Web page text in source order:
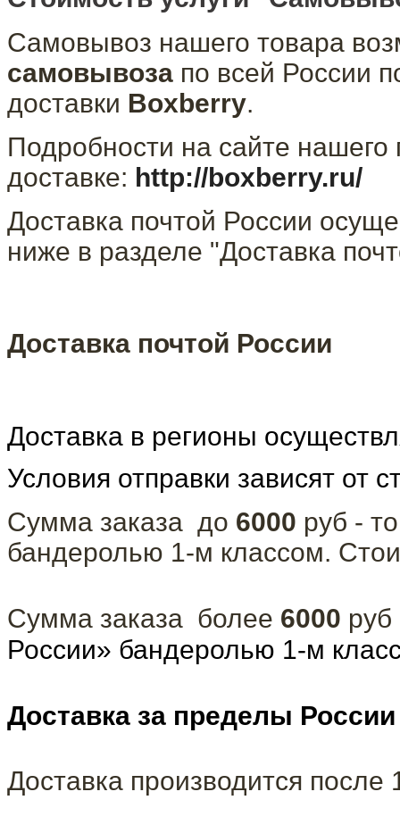
Самовывоз нашего товара
самовывоза по всей России
доставки Boxberry.
Подробности на сайте нашего
доставке: http://boxberry.ru/
Доставка почтой России
ниже в разделе "Доставка
Доставка почтой России
Доставка в регионы
Условия отправки зависят от
Сумма заказа до 6000 руб -
бандеролью 1-м классом.
Сумма заказа более 6000
России» бандеролью 1-м
Доставка за пределы России
Доставка производится